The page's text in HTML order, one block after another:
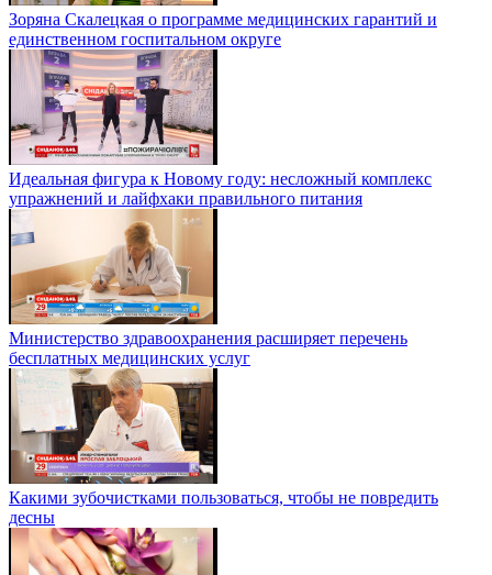
Зоряна Скалецкая о программе медицинских гарантий и
единственном госпитальном округе
Идеальная фигура к Новому году: несложный комплекс
упражнений и лайфхаки правильного питания
Министерство здравоохранения расширяет перечень
бесплатных медицинских услуг
Какими зубочистками пользоваться, чтобы не повредить
десны